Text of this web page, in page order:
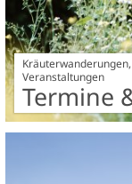
Veranstaltungen
Termine